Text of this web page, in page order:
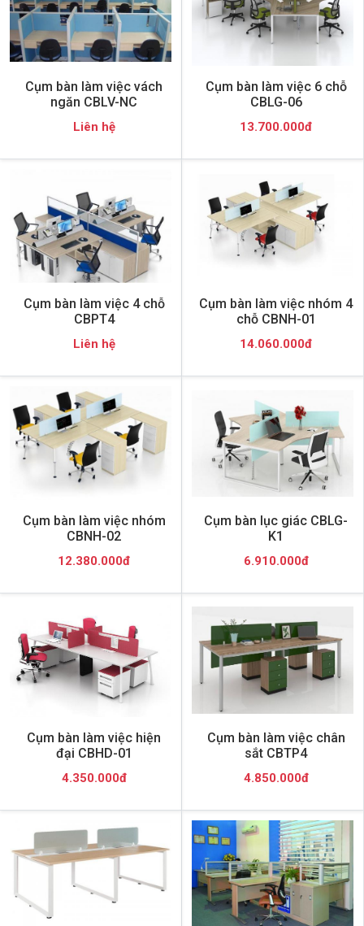
Cụm bàn làm việc vách
ngăn CBLV-NC
Liên hệ
Cụm bàn làm việc 6 chỗ
CBLG-06
13.700.000đ
Cụm bàn làm việc 4 chỗ
CBPT4
Liên hệ
Cụm bàn làm việc nhóm 4
chỗ CBNH-01
14.060.000đ
Cụm bàn làm việc nhóm
CBNH-02
12.380.000đ
Cụm bàn lục giác CBLG-
K1
6.910.000đ
Cụm bàn làm việc hiện
đại CBHD-01
4.350.000đ
Cụm bàn làm việc chân
sắt CBTP4
4.850.000đ